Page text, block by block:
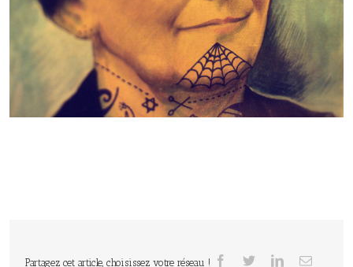
Partagez cet article, choisissez votre réseau !